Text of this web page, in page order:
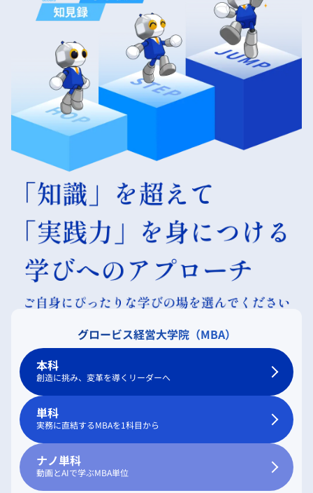
グロービス経営大学院（MBA）
本科
創造に挑み、変革を導くリーダーへ
単科
実務に直結するMBAを1科目から
ナノ単科
動画とAIで学ぶMBA単位